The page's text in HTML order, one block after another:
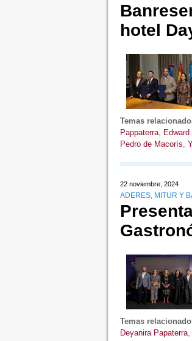
hotel
Temas
Pappaterra, Edward
Pedro de Macorís
22 noviembre, 2024
ADERES, MITUR Y
Temas
Deyanira Papaterra,